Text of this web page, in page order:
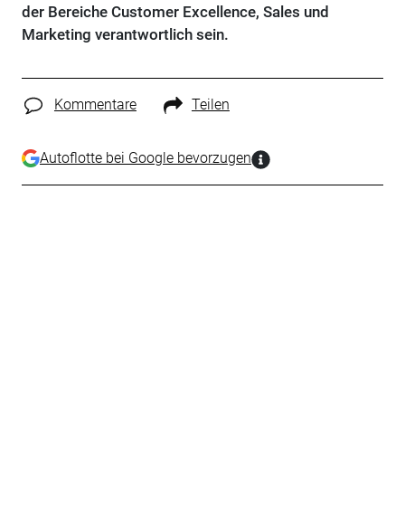
der Bereiche Customer Excellence, Sales und
Marketing verantwortlich sein.
Kommentare Teilen
Autoflotte bei Google bevorzugen